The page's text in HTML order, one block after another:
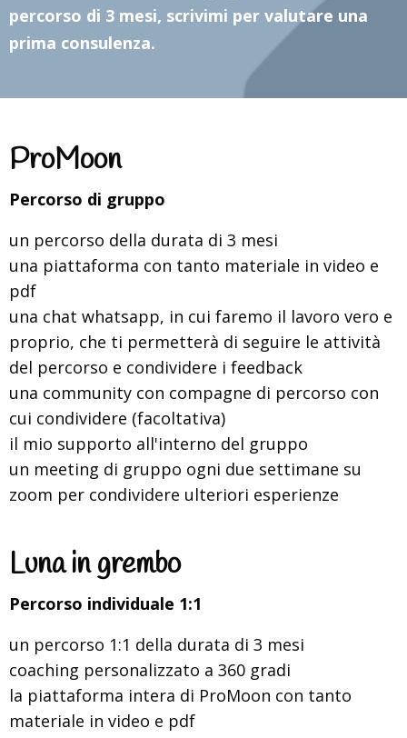
percorso di 3 mesi, scrivimi per valutare una
prima consulenza.
ProMoon
Percorso di gruppo
un percorso della durata di 3 mesi
una piattaforma con tanto materiale in video e
pdf
una chat whatsapp, in cui faremo il lavoro vero e
proprio, che ti permetterà di seguire le attività
del percorso e condividere i feedback
una community con compagne di percorso con
cui condividere (facoltativa)
il mio supporto all'interno del gruppo
un meeting di gruppo ogni due settimane su
zoom per condividere ulteriori esperienze
Luna in grembo
Percorso individuale 1:1
un percorso 1:1 della durata di 3 mesi
coaching personalizzato a 360 gradi
la piattaforma intera di ProMoon con tanto
materiale in video e pdf